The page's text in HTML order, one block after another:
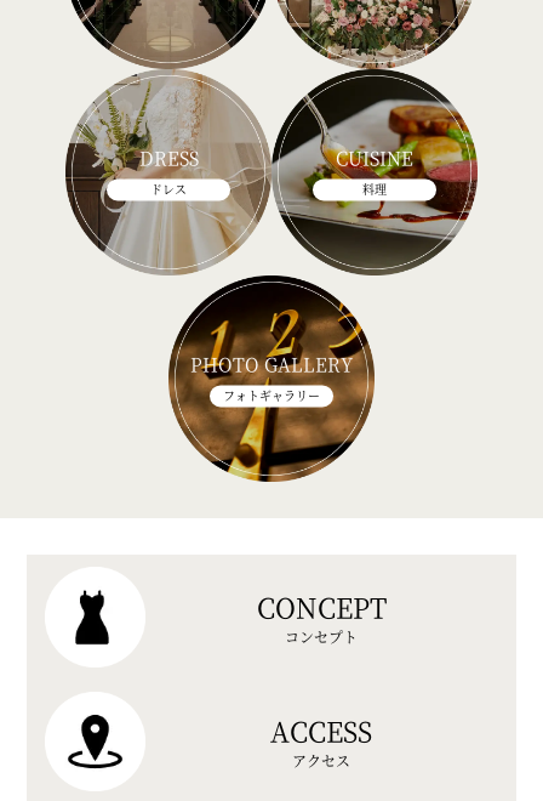
DRESS
ドレス
CUISINE
料理
PHOTO GALLERY
フォトギャラリー
CONCEPT
コンセプト
ACCESS
アクセス